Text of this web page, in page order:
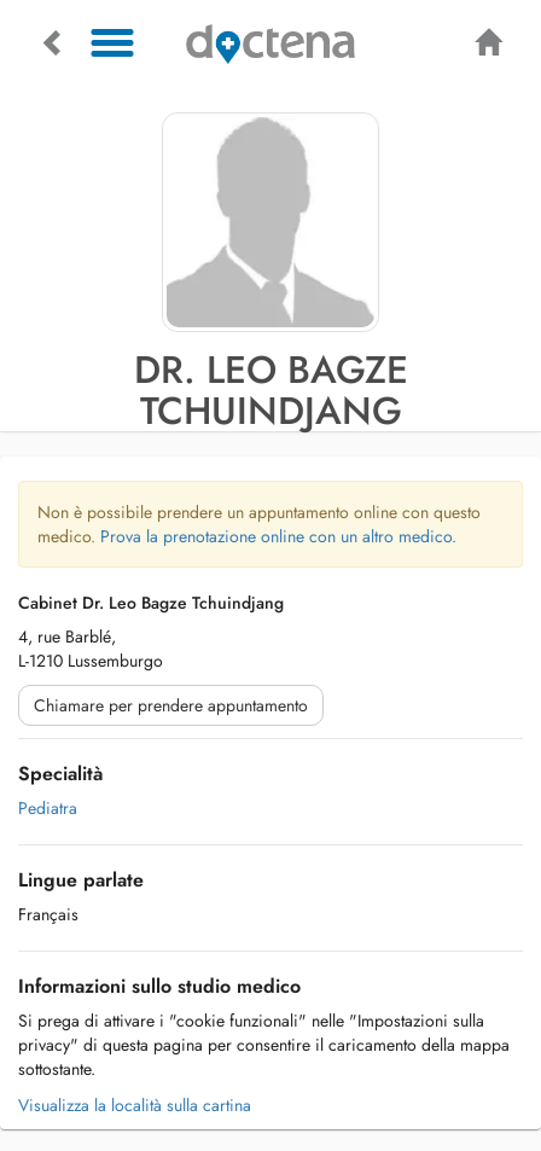
DR. LEO BAGZE
TCHUINDJANG
Non è possibile prendere un appuntamento online con questo
medico. Prova la prenotazione online con un altro medico.
Cabinet Dr. Leo Bagze Tchuindjang
4, rue Barblé,
L-1210 Lussemburgo
Chiamare per prendere appuntamento
Specialità
Pediatra
Lingue parlate
Français
Informazioni sullo studio medico
Si prega di attivare i "cookie funzionali" nelle "Impostazioni sulla
privacy" di questa pagina per consentire il caricamento della mappa
sottostante.
Visualizza la località sulla cartina